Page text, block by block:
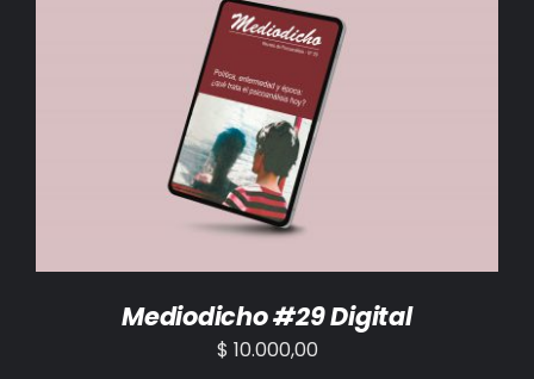
AÑADIR AL CARRITO /
Mediodicho #29 Digital
$ 10.000,00